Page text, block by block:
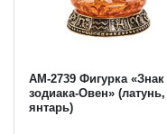
AM-2739 Фигурка «Знак
зодиака-Овен» (латунь,
янтарь)